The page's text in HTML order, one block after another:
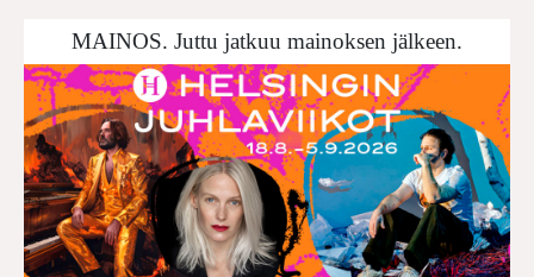
MAINOS. Juttu jatkuu mainoksen jälkeen.